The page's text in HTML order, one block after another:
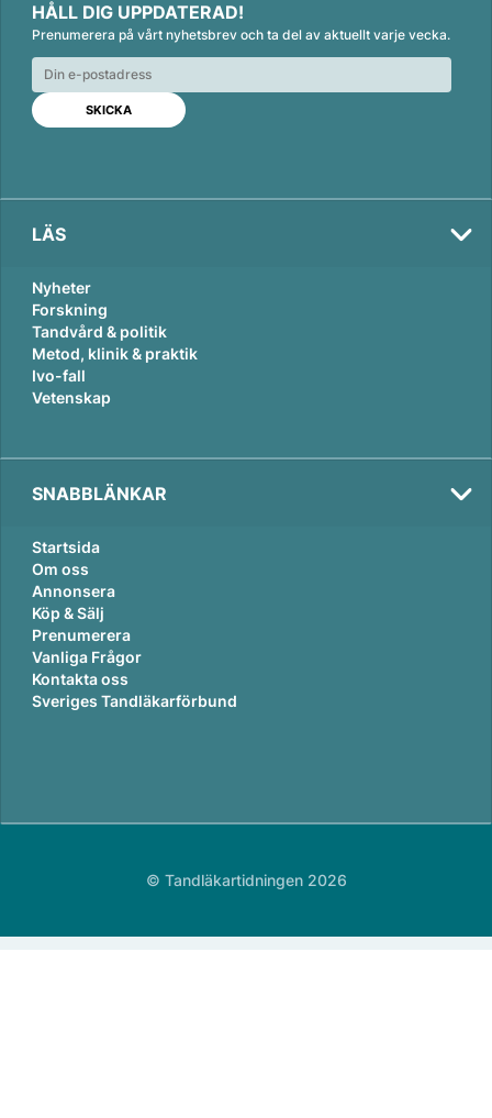
n
k
e
d
n
c
e
b
o
o
k
a
i
l
HÅLL DIG UPPDATERAD!
Prenumerera på vårt nyhetsbrev och ta del av aktuellt varje vecka.
LÄS
Nyheter
Forskning
Tandvård & politik
Metod, klinik & praktik
Ivo-fall
Vetenskap
SNABBLÄNKAR
Startsida
Om oss
Annonsera
Köp & Sälj
Prenumerera
Vanliga Frågor
Kontakta oss
Sveriges Tandläkarförbund
© Tandläkartidningen 2026